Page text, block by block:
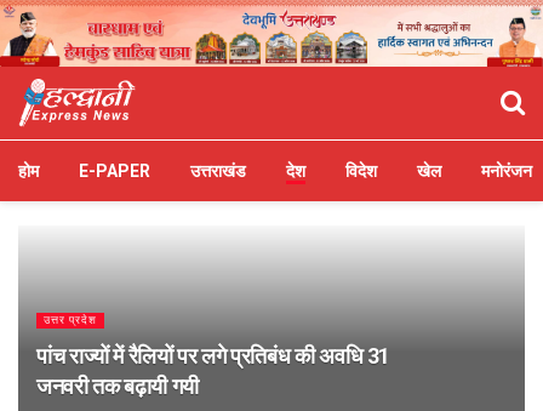
होम E-PAPER उत्तराखंड देश विदेश खेल मनोरंजन
उत्तर प्रदेश
पांच राज्यों में रैलियों पर लगे प्रतिबंध की अवधि 31
जनवरी तक बढ़ायी गयी